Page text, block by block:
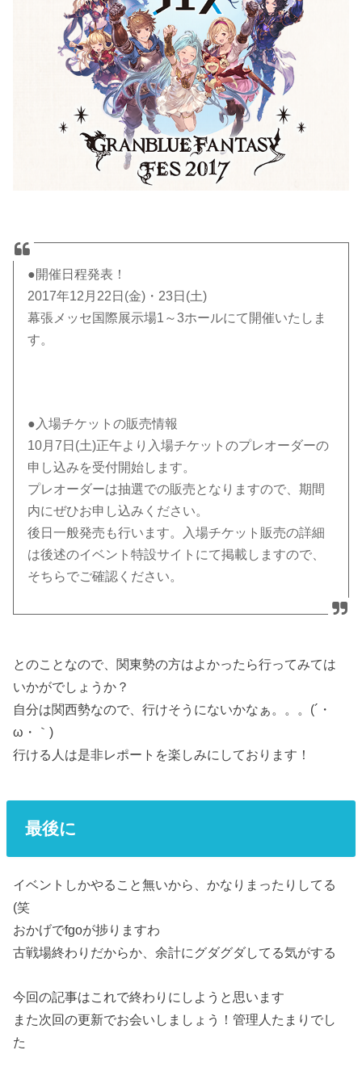
●開催日程発表！
2017年12月22日(金)・23日(土)
幕張メッセ国際展示場1～3ホールにて開催いたしま
す。
●入場チケットの販売情報
10月7日(土)正午より入場チケットのプレオーダーの
申し込みを受付開始します。
プレオーダーは抽選での販売となりますので、期間
内にぜひお申し込みください。
後日一般発売も行います。入場チケット販売の詳細
は後述のイベント特設サイトにて掲載しますので、
そちらでご確認ください。
とのことなので、関東勢の方はよかったら行ってみては
いかがでしょうか？
自分は関西勢なので、行けそうにないかなぁ。。。(´・
ω・｀)
行ける人は是非レポートを楽しみにしております！
最後に
イベントしかやること無いから、かなりまったりしてる
(笑
おかげでfgoが捗りますわ
古戦場終わりだからか、余計にグダグダしてる気がする
今回の記事はこれで終わりにしようと思います
また次回の更新でお会いしましょう！管理人たまりでし
た